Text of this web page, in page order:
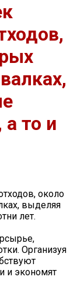
то и
около
выделяя
лет.
Организуя
и экономят